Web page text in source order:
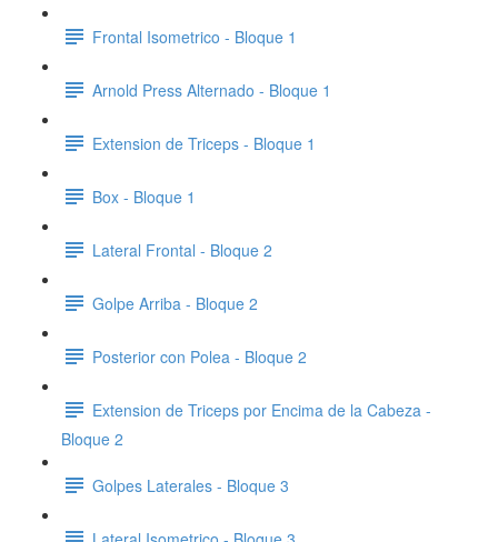
Frontal Isometrico - Bloque 1
Arnold Press Alternado - Bloque 1
Extension de Triceps - Bloque 1
Box - Bloque 1
Lateral Frontal - Bloque 2
Golpe Arriba - Bloque 2
Posterior con Polea - Bloque 2
Extension de Triceps por Encima de la Cabeza -
Bloque 2
Golpes Laterales - Bloque 3